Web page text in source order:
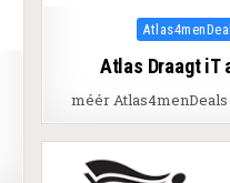
Posted in
Atlas Draagt iT
méér Atlas4menDeals